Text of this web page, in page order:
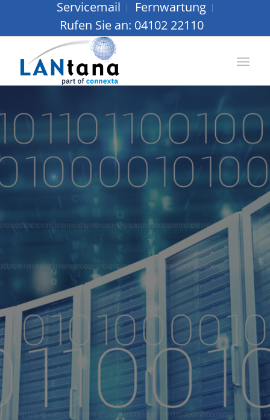
Servicemail
Fernwartung
Rufen Sie an: 04102 22110